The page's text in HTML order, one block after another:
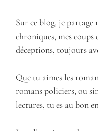
Sur ce blog, je partage
chroniques, mes coups
déceptions, toujours
Que tu aimes les
romans policiers, ou
lectures, tu es au bon